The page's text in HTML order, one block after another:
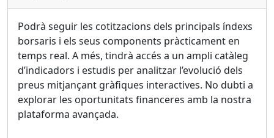
Podrà seguir les cotitzacions dels principals índexs
borsaris i els seus components pràcticament en
temps real. A més, tindrà accés a un ampli catàleg
d’indicadors i estudis per analitzar l’evolució dels
preus mitjançant gràfiques interactives. No dubti a
explorar les oportunitats financeres amb la nostra
plataforma avançada.